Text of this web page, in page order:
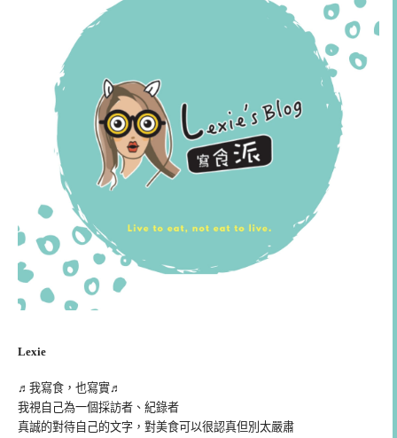
Lexie
♬我寫食，也寫實♬
我視自己為一個採訪者、紀錄者
真誠的對待自己的文字，對美食可以很認真但別太嚴肅